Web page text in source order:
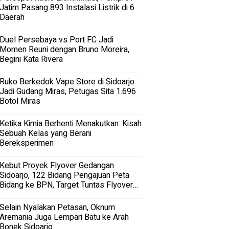
Jatim Pasang 893 Instalasi Listrik di 6
Daerah
Duel Persebaya vs Port FC Jadi
Momen Reuni dengan Bruno Moreira,
Begini Kata Rivera
Ruko Berkedok Vape Store di Sidoarjo
Jadi Gudang Miras, Petugas Sita 1.696
Botol Miras
Ketika Kimia Berhenti Menakutkan: Kisah
Sebuah Kelas yang Berani
Bereksperimen
Kebut Proyek Flyover Gedangan
Sidoarjo, 122 Bidang Pengajuan Peta
Bidang ke BPN, Target Tuntas Flyover
Selain Nyalakan Petasan, Oknum
Aremania Juga Lempari Batu ke Arah